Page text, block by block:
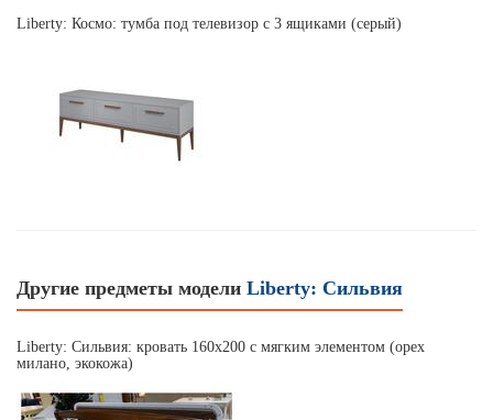
Liberty: Космо: тумба под телевизор с 3 ящиками (серый)
Другие предметы модели Liberty: Сильвия
Liberty: Сильвия: кровать 160х200 с мягким элементом (орех
милано, экокожа)